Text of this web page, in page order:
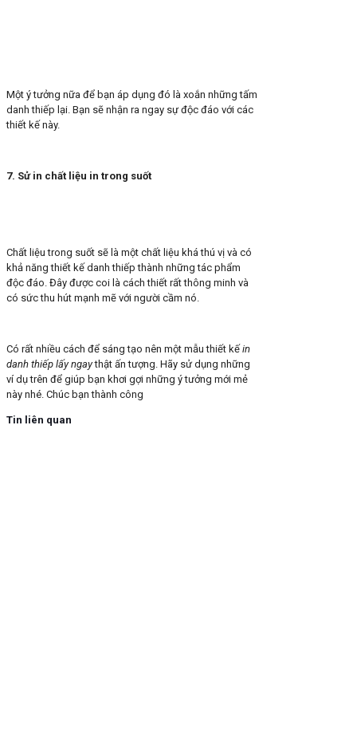
Một ý tưởng nữa để bạn áp dụng đó là xoắn những tấm
danh thiếp lại. Bạn sẽ nhận ra ngay sự độc đáo với các
thiết kế này.
7. Sử in chất liệu in trong suốt
Chất liệu trong suốt sẽ là một chất liệu khá thú vị và có
khả năng thiết kế danh thiếp thành những tác phẩm
độc đáo. Đây được coi là cách thiết rất thông minh và
có sức thu hút mạnh mẽ với người cầm nó.
Có rất nhiều cách để sáng tạo nên một mẫu thiết kế in
danh thiếp lấy ngaythật ấn tượng. Hãy sử dụng những
ví dụ trên để giúp bạn khơi gợi những ý tưởng mới mẻ
này nhé. Chúc bạn thành công
Tin liên quan